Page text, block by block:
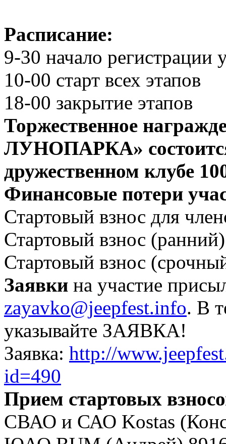
Расписание:
9-30 начало регистрации
10-00 старт всех этапов
18-00 закрытие этапов
Торжественное
ЛУНОПАРКА»
дружественном клубе
Финансовые потери
Стартовый взнос для
Стартовый взнос
Стартовый взнос
Заявки на участие
zayavko@jeepfest.info. В
указывайте ЗАЯВКА!
Заявка: http://
id=490
Прием стартовых
СВАО и САО Kostas